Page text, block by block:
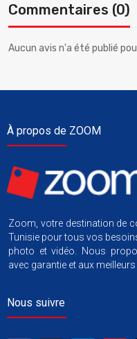
Commentaires (0)
Aucun avis n'a été publié
À propos de ZOOM
Zoom, votre destination de
Tunisie pour tous vos
photo et vidéo. Nous
avec garantie et aux meilleurs
Nous suivre